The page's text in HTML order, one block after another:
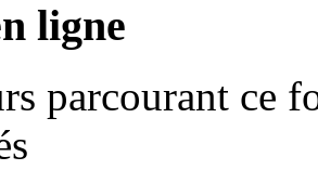
ligne
parcourant ce